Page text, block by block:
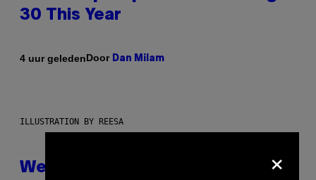
30 This Year
4 uur geledenDoor Dan Milam
ILLUSTRATION BY REESA
Weekly Horoscope: August 9-×